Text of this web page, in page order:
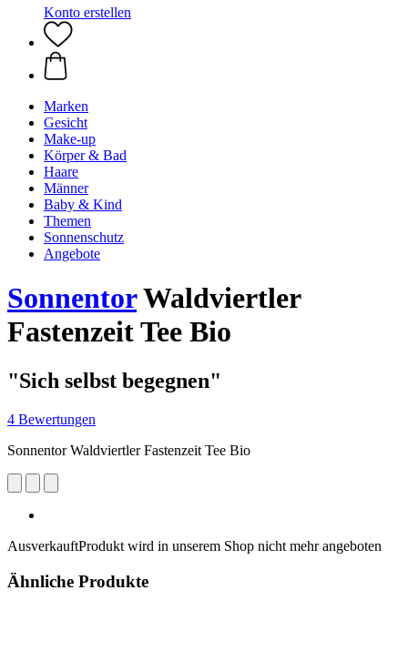
Konto erstellen
Marken
Gesicht
Make-up
Körper & Bad
Haare
Männer
Baby & Kind
Themen
Sonnenschutz
Angebote
SonnentorWaldviertler
Fastenzeit Tee Bio
"Sich selbst begegnen"
4 Bewertungen
Sonnentor Waldviertler Fastenzeit Tee Bio
AusverkauftProdukt wird in unserem Shop nicht mehr angeboten
Ähnliche Produkte